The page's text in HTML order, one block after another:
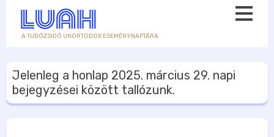
A TUDÓZSIDÓ UNORTODOX ESEMÉNYNAPTÁRA
Jelenleg a honlap 2025. március 29. napi
bejegyzései között tallózunk.